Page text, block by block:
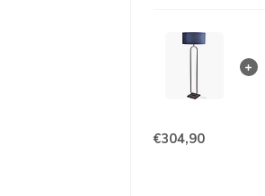
€304,90